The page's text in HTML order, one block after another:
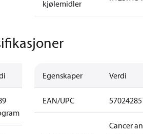
kjølemidler
Egenskaper Verdi
EAN/UPC
Cancer